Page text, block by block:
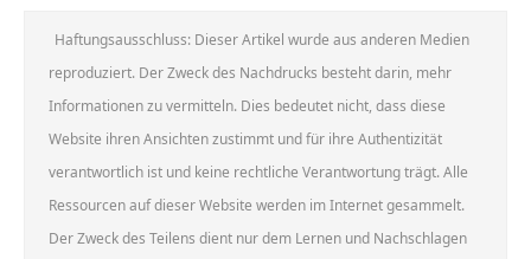
Haftungsausschluss: Dieser Artikel wurde aus anderen Medien
reproduziert. Der Zweck des Nachdrucks besteht darin, mehr
Informationen zu vermitteln. Dies bedeutet nicht, dass diese
Website ihren Ansichten zustimmt und für ihre Authentizität
verantwortlich ist und keine rechtliche Verantwortung trägt. Alle
Ressourcen auf dieser Website werden im Internet gesammelt.
Der Zweck des Teilens dient nur dem Lernen und Nachschlagen